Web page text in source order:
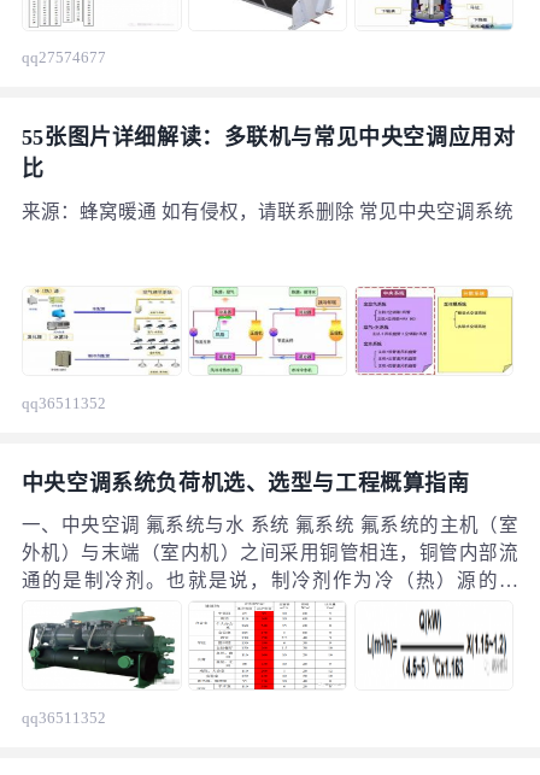
qq27574677
55张图片详细解读：多联机与常见中央空调应用对
比
来源：蜂窝暖通 如有侵权，请联系删除 常见中央空调系统
qq36511352
中央空调系统负荷机选、选型与工程概算指南
一、中央空调 氟系统与水 系统 氟系统 氟系统的主机（室
外机）与末端（室内机）之间采用铜管相连，铜管内部流
通的是制冷剂。也就是说，制冷剂作为冷（热）源的载
体，在系统中循环流动，实现热量的传递。常见的氟系统
空调包括分体机、风管机、多联机等。
qq36511352